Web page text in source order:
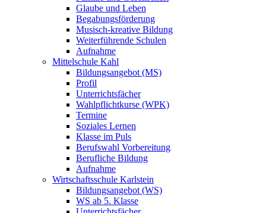
Glaube und Leben
Begabungsförderung
Musisch-kreative Bildung
Weiterführende Schulen
Aufnahme
Mittelschule Kahl
Bildungsangebot (MS)
Profil
Unterrichtsfächer
Wahlpflichtkurse (WPK)
Termine
Soziales Lernen
Klasse im Puls
Berufswahl Vorbereitung
Berufliche Bildung
Aufnahme
Wirtschaftsschule Karlstein
Bildungsangebot (WS)
WS ab 5. Klasse